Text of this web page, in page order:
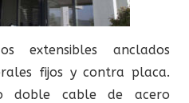
extensibles anclados
fijos y contra placa.
doble cable de acero